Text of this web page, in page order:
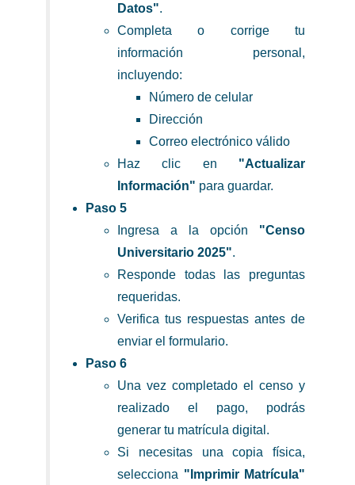
Datos".
Completa o corrige tu
información personal,
incluyendo:
Número de celular
Dirección
Correo electrónico válido
Haz clic en "Actualizar
Información" para guardar.
Paso 5
Ingresa a la opción "Censo
Universitario 2025".
Responde todas las preguntas
requeridas.
Verifica tus respuestas antes de
enviar el formulario.
Paso 6
Una vez completado el censo y
realizado el pago, podrás
generar tu matrícula digital.
Si necesitas una copia física,
selecciona "Imprimir Matrícula"